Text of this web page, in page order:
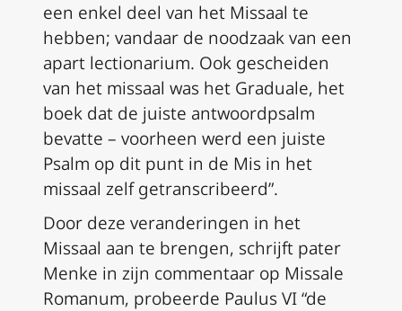
een enkel deel van het Missaal te
hebben; vandaar de noodzaak van een
apart lectionarium. Ook gescheiden
van het missaal was het Graduale, het
boek dat de juiste antwoordpsalm
bevatte – voorheen werd een juiste
Psalm op dit punt in de Mis in het
missaal zelf getranscribeerd”.
Door deze veranderingen in het
Missaal aan te brengen, schrijft pater
Menke in zijn commentaar op Missale
Romanum, probeerde Paulus VI “de